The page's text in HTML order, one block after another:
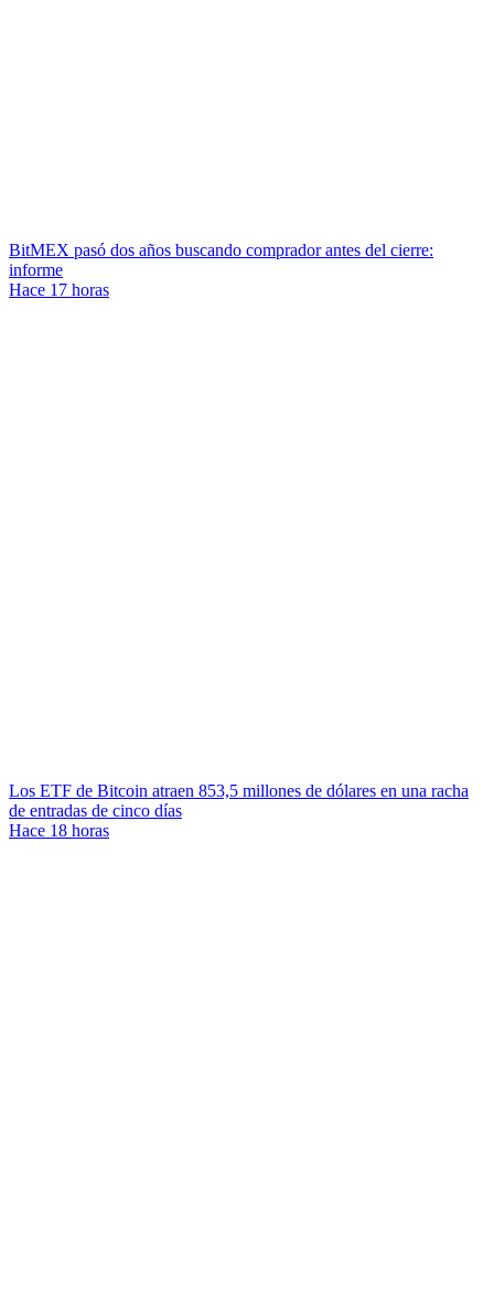
BitMEX pasó dos años buscando comprador antes del cierre:
informe
Hace 17 horas
Los ETF de Bitcoin atraen 853,5 millones de dólares en una racha
de entradas de cinco días
Hace 18 horas